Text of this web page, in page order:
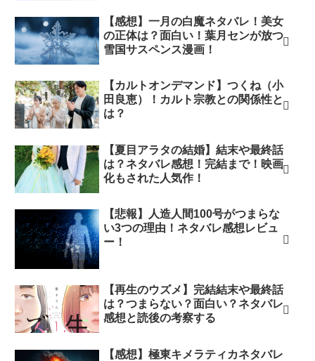
【感想】一月の白魔ネタバレ！美女
の正体は？面白い！葉月センが放つ
雪国サスペンス漫画！
【カルトオンデマンド】つくね（小
田良恵）！カルト宗教との関係性と
は？
【夏目アラタの結婚】結末や最終話
は？ネタバレ感想！完結まで！映画
化もされた人気作！
【悲報】人造人間100号がつまらな
い3つの理由！ネタバレ感想レビュ
ー！
【再生のウズメ】完結結末や最終話
は？つまらない？面白い？ネタバレ
感想と読後の考察する
【感想】極東キメラティカネタバレ